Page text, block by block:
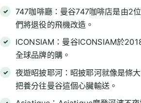
747咖啡廳：曼谷747咖啡店是由2
們將退役的飛機改造。
ICONSIAM：曼谷ICONSIAM於
全球品牌的購。
夜遊昭披耶河：昭披耶河就像是條
把養分往曼谷這個心臟輸送。